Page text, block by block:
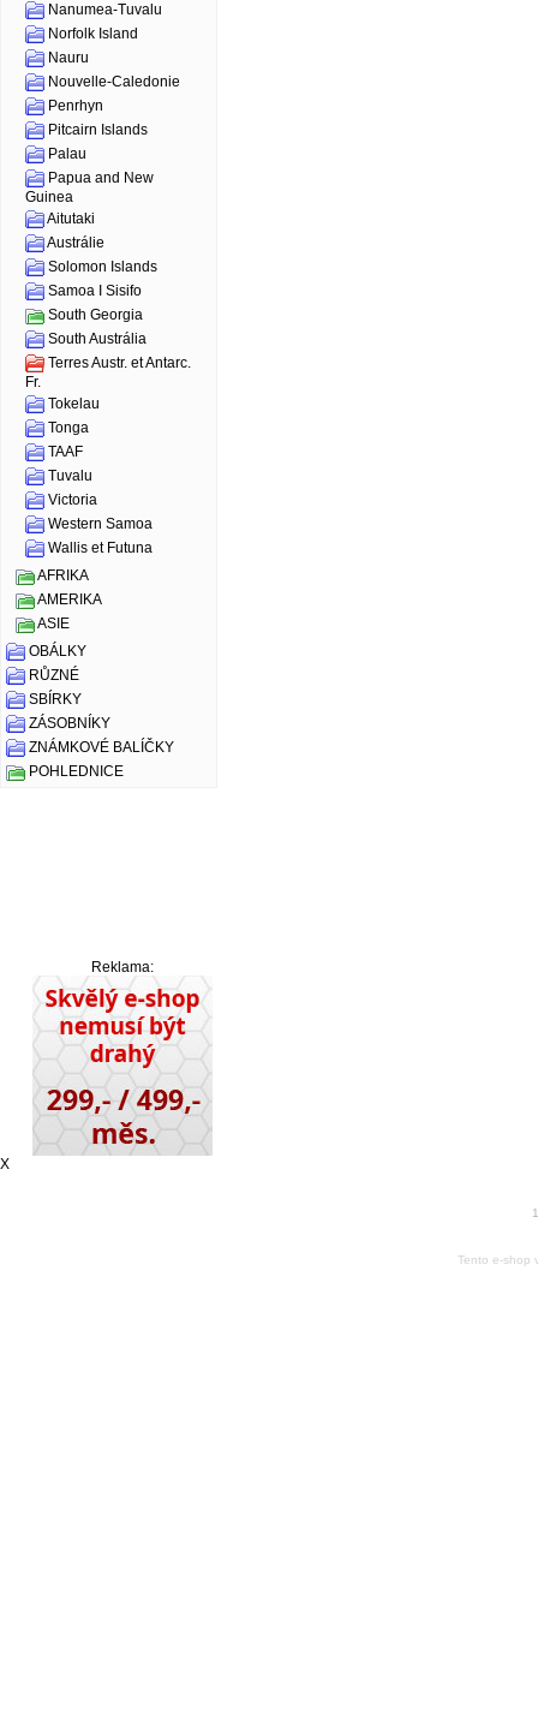
Nanumea-Tuvalu
Norfolk Island
Nauru
Nouvelle-Caledonie
Penrhyn
Pitcairn Islands
Palau
Papua and New
Guinea
Aitutaki
Austrálie
Solomon Islands
Samoa I Sisifo
South Georgia
South Austrália
Terres Austr. et Antarc.
Fr.
Tokelau
Tonga
TAAF
Tuvalu
Victoria
Western Samoa
Wallis et Futuna
AFRIKA
AMERIKA
ASIE
OBÁLKY
RŮZNÉ
SBÍRKY
ZÁSOBNÍKY
ZNÁMKOVÉ BALÍČKY
POHLEDNICE
Reklama:
X
Tento e-shop